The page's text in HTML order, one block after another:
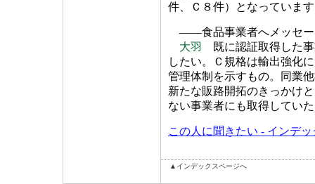
件、Ｃ８件）となっていま
――食品事業者へメッセー
大羽
既に認証取得した事
したい。Ｃ規格は輸出強化
管理体制を示すもの。同業
新たな販路開拓のきっかけ
ない事業者にも取得してい
この人に聞きたい - インデ
▲インデックスページへ